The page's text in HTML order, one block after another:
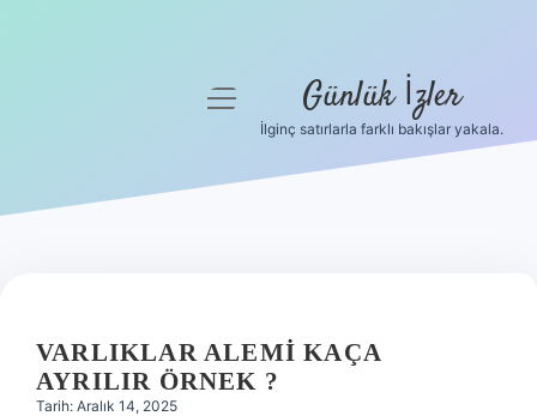
Hakkımızda
menüyü
Günlük İzler
İlginç satırlarla farklı bakışlar yakala.
VARLIKLAR ALEMI KAÇA
AYRILIR ÖRNEK ?
Tarih: Aralık 14, 2025